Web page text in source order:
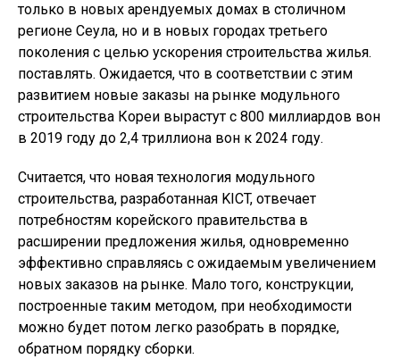
только в новых арендуемых домах в столичном
регионе Сеула, но и в новых городах третьего
поколения с целью ускорения строительства жилья.
поставлять. Ожидается, что в соответствии с этим
развитием новые заказы на рынке модульного
строительства Кореи вырастут с 800 миллиардов вон
в 2019 году до 2,4 триллиона вон к 2024 году.
Считается, что новая технология модульного
строительства, разработанная KICT, отвечает
потребностям корейского правительства в
расширении предложения жилья, одновременно
эффективно справляясь с ожидаемым увеличением
новых заказов на рынке. Мало того, конструкции,
построенные таким методом, при необходимости
можно будет потом легко разобрать в порядке,
обратном порядку сборки.